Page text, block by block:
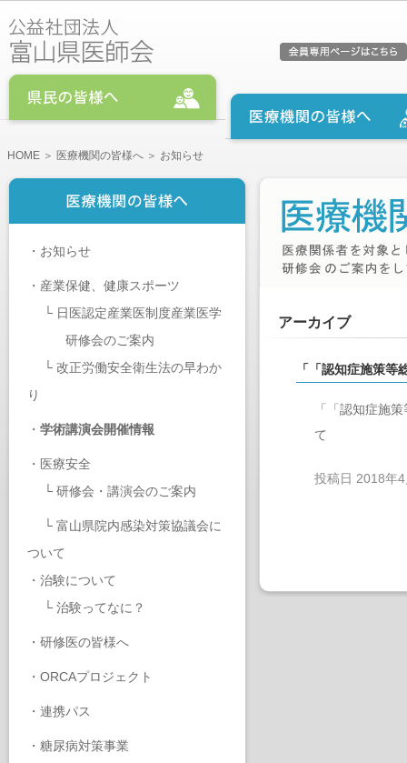
HOME ＞ 医療機関の皆様へ ＞ お知らせ
・ お知らせ
・ 産業保健、健康スポーツ
└ 日医認定産業医制度産業医学
研修会のご案内
└ 改正労働安全衛生法の早わか
り
・ 学術講演会開催情報
・ 医療安全
└ 研修会・講演会のご案内
└ 富山県院内感染対策協議会に
ついて
・ 治験について
└ 治験ってなに？
・ 研修医の皆様へ
・ ORCAプロジェクト
・ 連携パス
・ 糖尿病対策事業
アーカイブ
「「認知症施策
「「認知症施
て
投稿日 2018年